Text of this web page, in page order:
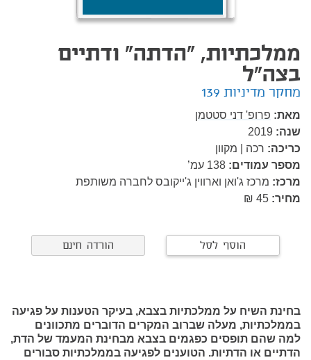
ממלכתיות, "הדתה" ודתיים
בצה"ל
מחקר מדיניות 139
מאת: פרופ' דני סטטמן
שנה: 2019
כריכה: רכה | מקוון
מספר עמודים: 138 עמ’
מרכז: מרכז ג'ואן וארווין ג'ייקובס לחברה משותפת
מחיר:
הוסף לסל הורדה חינם
בחינת השיח על ממלכתיות בצבא, בעיקר הטענות על פגיעה
בממלכתיות, מעלה שברוב המקרים הדוברים מתכוונים
למה שהם תופסים כפגמים בצבא מבחינת המעמד של הדת,
הדתיים או הדתיות. הטוענים לפגיעה בממלכתיות סבורים